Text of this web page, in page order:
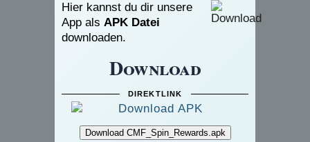
Hier kannst du dir unsere
App als APK Datei
downloaden.
Download
DIREKTLINK